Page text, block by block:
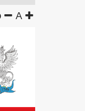
wersja kontrastowa
zmniejsz
Adomyślny
zwiększ